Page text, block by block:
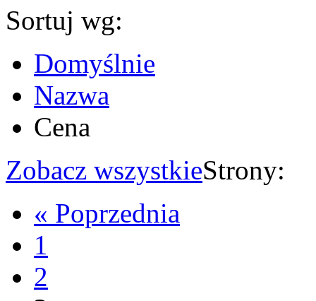
Sortuj wg:
Domyślnie
Nazwa
Cena
Zobacz wszystkieStrony:
« Poprzednia
1
2